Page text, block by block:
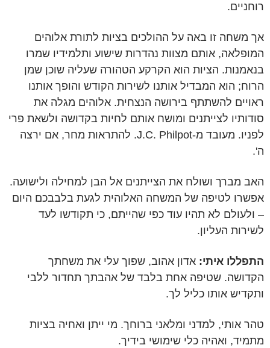
רוחניים.
אך משחה זו באה על ההולכים בציות לתורת אלוהים
המופלאה, אותם מצוות נהדרות שישוע ותלמידיו שמרו
בנאמנות. הציות הוא הקרקע הטהורה שעליה שוכן שמן
הרוח; הוא המבדיל אותנו לשירות הקודש והופך אותנו
ראויים להשתתף בירושה הנצחית. אלוהים מגלה את
סודותיו לצייתנים ומושח אותם לחיות בקדושה ולשאת פרי
לפניו. מעובד מ-J.C. Philpot. להתראות מחר, אם ירצה
ה'.
האב מברך ושולח את הצייתנים אל הבן למחילה ולישועה.
אפשרו לטיפה של המשחה האלוהית לגעת בלבבכם היום
– ולעולם לא תהיו עוד כפי שהייתם, כי תקודשו לעד
לשירות העליון.
התפללו איתי: אדון אהוב, שפוך עלי את משחתך
הקדושה. שטיפה אחת בלבד של אהבתך תחדור ללבי
ותקדיש אותו כליל לך.
טהר אותי, למדני ומלאני ברוחך. מי ייתן ואחיה בציות
מתמיד, ואהיה כלי שימושי בידיך.